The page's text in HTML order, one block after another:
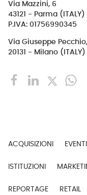
Via Mazzini, 6
43121 - Parma (ITALY)
P.IVA: 01756990345
Via Giuseppe
20131 - Milano (ITALY)
ACQUISIZIONI EVENTI
ISTITUZIONI
REPORTAGE RETAIL